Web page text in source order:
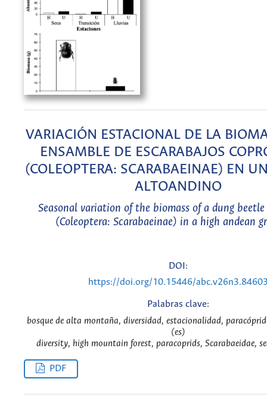
VARIACIÓN ESTACIONAL DE LA
ENSAMBLE DE ESCARABAJOS
(COLEOPTERA: SCARABAEINAE) EN
ALTOANDINO
Seasonal variation of the biomass of a dung beetle
(Coleoptera: Scarabaeinae) in a high andean
DOI:
https://doi.org/10.15446/
Palabras clave:
bosque de alta montaña, diversidad, estacionalidad,
(es)
diversity, high mountain forest, paracoprids, Scarabaeidae,
PDF